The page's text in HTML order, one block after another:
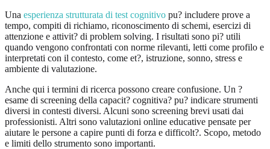
Una esperienza strutturata di test cognitivo pu? includere prove a
tempo, compiti di richiamo, riconoscimento di schemi, esercizi di
attenzione e attivit? di problem solving. I risultati sono pi? utili
quando vengono confrontati con norme rilevanti, letti come profilo e
interpretati con il contesto, come et?, istruzione, sonno, stress e
ambiente di valutazione.
Anche qui i termini di ricerca possono creare confusione. Un ?
esame di screening della capacit? cognitiva? pu? indicare strumenti
diversi in contesti diversi. Alcuni sono screening brevi usati dai
professionisti. Altri sono valutazioni online educative pensate per
aiutare le persone a capire punti di forza e difficolt?. Scopo, metodo
e limiti dello strumento sono importanti.